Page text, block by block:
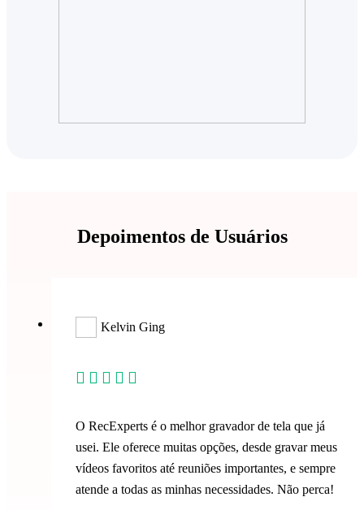
Depoimentos de Usuários
Kelvin Ging
    
O RecExperts é o melhor gravador de tela que já
usei. Ele oferece muitas opções, desde gravar meus
vídeos favoritos até reuniões importantes, e sempre
atende a todas as minhas necessidades. Não perca!